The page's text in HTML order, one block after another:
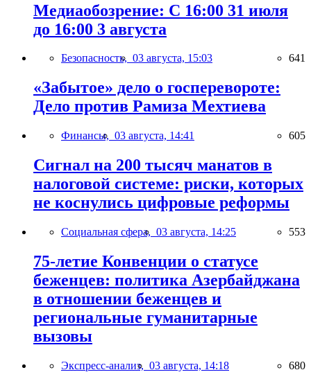
Медиаобозрение: С 16:00 31 июля
до 16:00 3 августа
Безопасность, 03 августа, 15:03 641
«Забытое» дело о госперевороте:
Дело против Рамиза Мехтиева
Финансы, 03 августа, 14:41 605
Сигнал на 200 тысяч манатов в
налоговой системе: риски, которых
не коснулись цифровые реформы
Социальная сфера, 03 августа, 14:25 553
75-летие Конвенции о статусе
беженцев: политика Азербайджана
в отношении беженцев и
региональные гуманитарные
вызовы
Экспресс-анализ, 03 августа, 14:18 680